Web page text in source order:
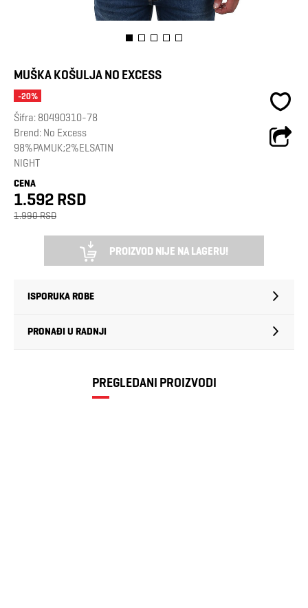
MUŠKA KOŠULJA NO EXCESS
-20%
Šifra: 80490310-78
Brend: No Excess
98%PAMUK;2%ELSATIN
NIGHT
CENA
1.592 RSD
1.990 RSD
PROIZVOD NIJE NA LAGERU!
ISPORUKA ROBE
PRONAĐI U RADNJI
PREGLEDANI PROIZVODI